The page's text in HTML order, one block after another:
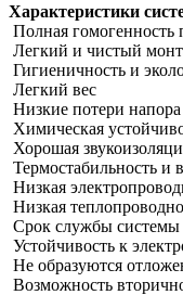
Характеристики
Полная гомогенность
Легкий и чистый
Гигиеничность и
Легкий вес
Низкие потери напора
Химическая
Хорошая
Термостабильность и
Низкая
Низкая
Срок службы
Устойчивость к
Не образуются
Возможность